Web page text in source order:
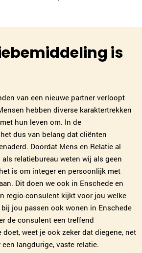
is
van een nieuwe partner verloopt
hebben diverse karaktertrekken
hun leven om. In de
dus van belang dat cliënten
Doordat Mens en Relatie al
relatiebureau weten wij als geen
is om integer en persoonlijk met
Dit doen we ook in Enschede en
regio-consulent kijkt voor jou welke
jou passen ook wonen in Enschede
de consulent een treffend
weet je ook zeker dat diegene, net
langdurige, vaste relatie.
040-3041062|email
Den Bosch
073-2032029 |email
Leslie de Jong
Alkmaar
072-7202218|email
Plan kennismaking